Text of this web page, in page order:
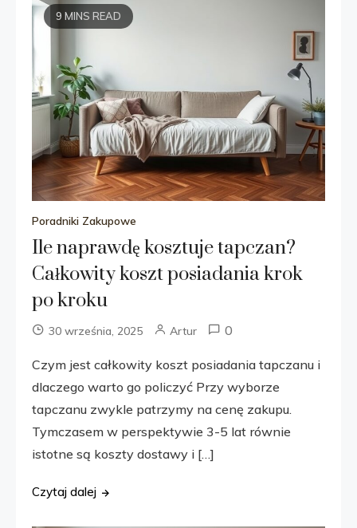
9 MINS READ
Poradniki Zakupowe
Ile naprawdę kosztuje tapczan?
Całkowity koszt posiadania krok
po kroku
30 września, 2025 Artur 0
Czym jest całkowity koszt posiadania tapczanu i
dlaczego warto go policzyć Przy wyborze
tapczanu zwykle patrzymy na cenę zakupu.
Tymczasem w perspektywie 3-5 lat równie
istotne są koszty dostawy i […]
Czytaj dalej